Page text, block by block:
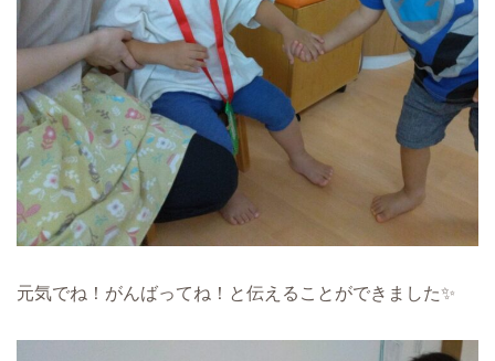
元気でね！がんばってね！と伝えることができました✨